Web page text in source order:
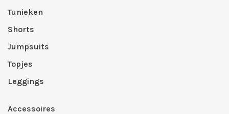
Tunieken
Shorts
Jumpsuits
Topjes
Leggings
Accessoires